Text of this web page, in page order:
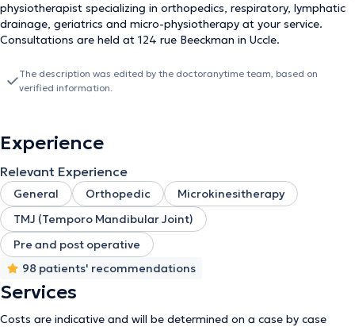
physiotherapist specializing in orthopedics, respiratory, lymphatic
drainage, geriatrics and micro-physiotherapy at your service.
Consultations are held at 124 rue Beeckman in Uccle.
The description was edited by the doctoranytime team, based on
verified information.
Experience
Relevant Experience
General Orthopedic
Microkinesitherapy
TMJ (Temporo Mandibular Joint)
Pre and post operative
98 patients' recommendations
Services
Costs are indicative and will be determined on a case by case